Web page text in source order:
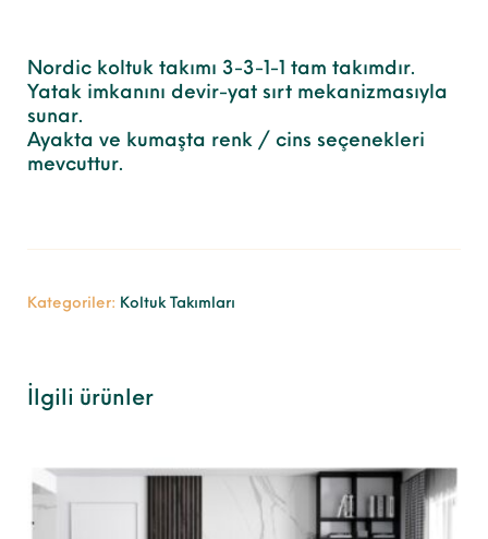
Nordic koltuk takımı 3-3-1-1 tam takımdır.
Yatak imkanını devir-yat sırt mekanizmasıyla
sunar.
Ayakta ve kumaşta renk / cins seçenekleri
mevcuttur.
Kategoriler: Koltuk Takımları
İlgili ürünler